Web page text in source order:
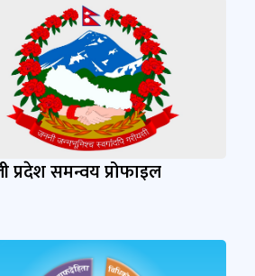
प्रदेश समन्वय प्रोफाइल